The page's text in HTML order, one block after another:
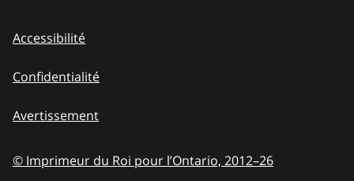
Accessibilité
Confidentialité
Avertissement
© Imprimeur du Roi pour l’Ontario, 2012–26